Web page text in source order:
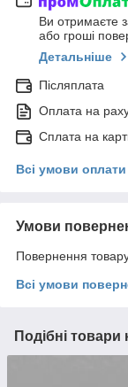
Ви отримаєте
або гроші
Детальніше
Післяплата
Оплата на
Сплата на
Всі умови оплати
Умови
Повернення
Всі умови
Подібні товари